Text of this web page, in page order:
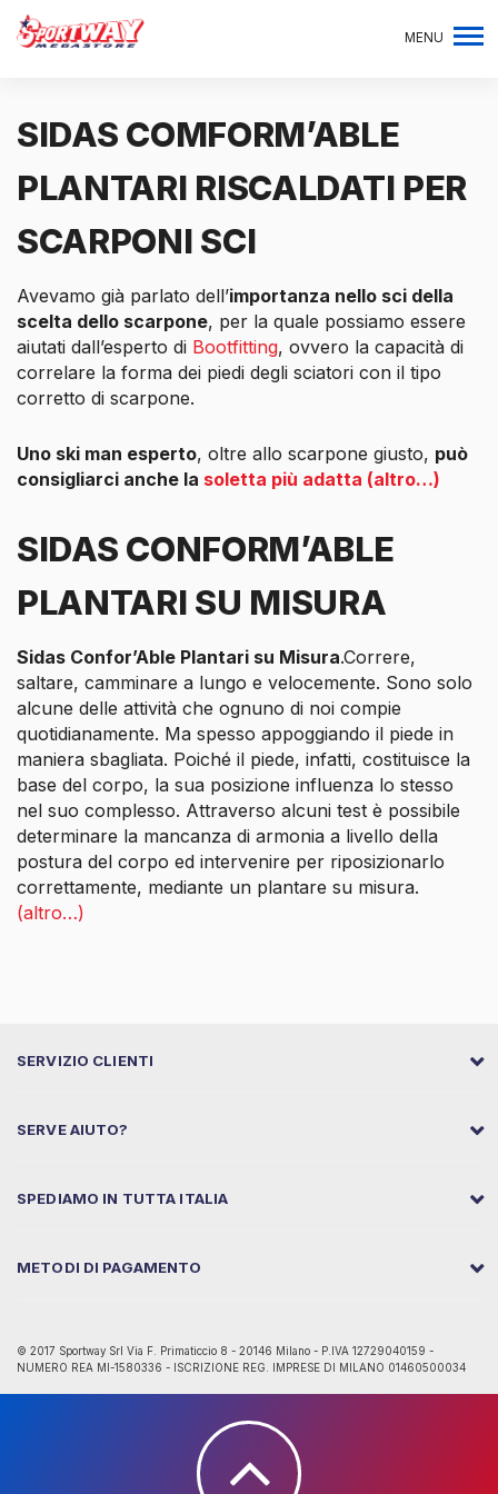
MENU
SIDAS COMFORM’ABLE
PLANTARI RISCALDATI PER
SCARPONI SCI
Avevamo già parlato dell’importanza nello sci della
scelta dello scarpone, per la quale possiamo essere
aiutati dall’esperto di Bootfitting, ovvero la capacità di
correlare la forma dei piedi degli sciatori con il tipo
corretto di scarpone.
Uno ski man esperto, oltre allo scarpone giusto, può
consigliarci anche la soletta più adatta (altro…)
SIDAS CONFORM’ABLE
PLANTARI SU MISURA
Sidas Confor’Able Plantari su Misura.Correre,
saltare, camminare a lungo e velocemente. Sono solo
alcune delle attività che ognuno di noi compie
quotidianamente. Ma spesso appoggiando il piede in
maniera sbagliata. Poiché il piede, infatti, costituisce la
base del corpo, la sua posizione influenza lo stesso
nel suo complesso. Attraverso alcuni test è possibile
determinare la mancanza di armonia a livello della
postura del corpo ed intervenire per riposizionarlo
correttamente, mediante un plantare su misura.
(altro…)
SERVIZIO CLIENTI
SERVE AIUTO?
SPEDIAMO IN TUTTA ITALIA
METODI DI PAGAMENTO
© 2017 Sportway Srl Via F. Primaticcio 8 - 20146 Milano - P.IVA 12729040159 -
NUMERO REA MI-1580336 - ISCRIZIONE REG. IMPRESE DI MILANO 01460500034